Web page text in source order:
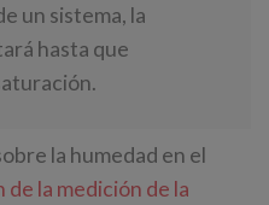
un sistema, la
hasta que
la humedad en el
de la medición de la